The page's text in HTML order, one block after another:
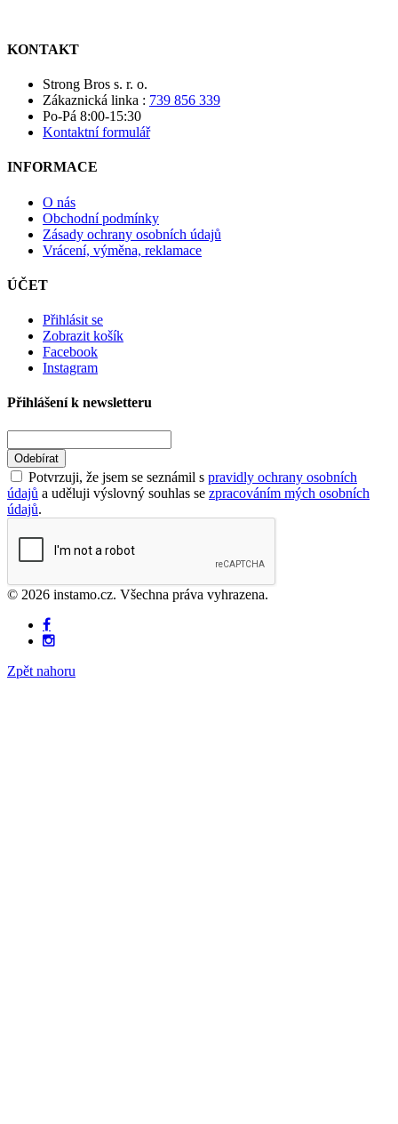
KONTAKT
Strong Bros s. r. o.
Zákaznická linka : 739 856 339
Po-Pá 8:00-15:30
Kontaktní formulář
INFORMACE
O nás
Obchodní podmínky
Zásady ochrany osobních údajů
Vrácení, výměna, reklamace
ÚČET
Přihlásit se
Zobrazit košík
Facebook
Instagram
Přihlášení k newsletteru
Odebírat
Potvrzuji, že jsem se seznámil s pravidly ochrany osobních
údajů a uděluji výslovný souhlas se zpracováním mých osobních
údajů.
© 2026 instamo.cz. Všechna práva vyhrazena.
Zpět nahoru